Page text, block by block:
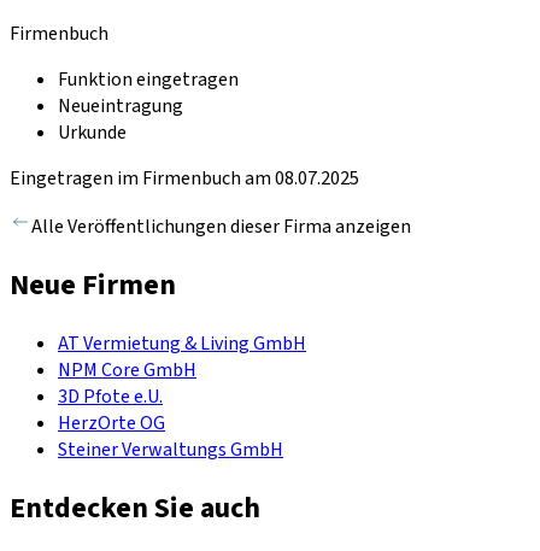
Firmenbuch
Funktion eingetragen
Neueintragung
Urkunde
Eingetragen im Firmenbuch am 08.07.2025
Alle Veröffentlichungen dieser Firma anzeigen
Neue Firmen
AT Vermietung & Living GmbH
NPM Core GmbH
3D Pfote e.U.
HerzOrte OG
Steiner Verwaltungs GmbH
Entdecken Sie auch